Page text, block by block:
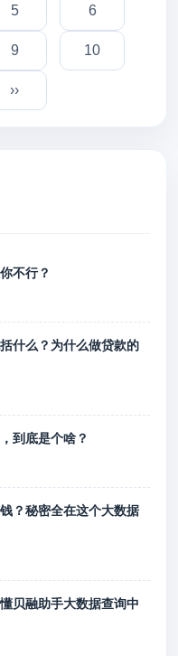
5 6
9 10
››
不行？
什么？为什么做贷款的
到底是个啥？
？秘密全在这个大数据
贝融助手大数据查询中